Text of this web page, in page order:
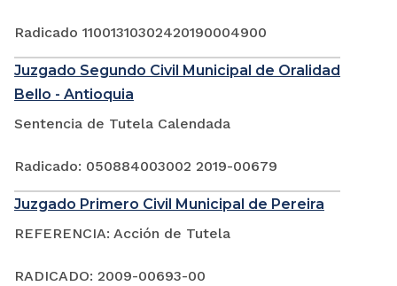
Radicado 11001310302420190004900
Juzgado Segundo Civil Municipal de Oralidad
Bello - Antioquia
Sentencia de Tutela Calendada
Radicado: 050884003002 2019-00679
Juzgado Primero Civil Municipal de Pereira
REFERENCIA: Acción de Tutela
RADICADO: 2009-00693-00